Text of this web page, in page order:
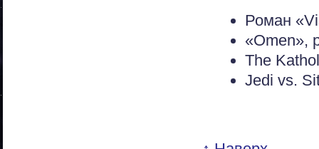
Роман
«Omen»,
The
Jedi vs.